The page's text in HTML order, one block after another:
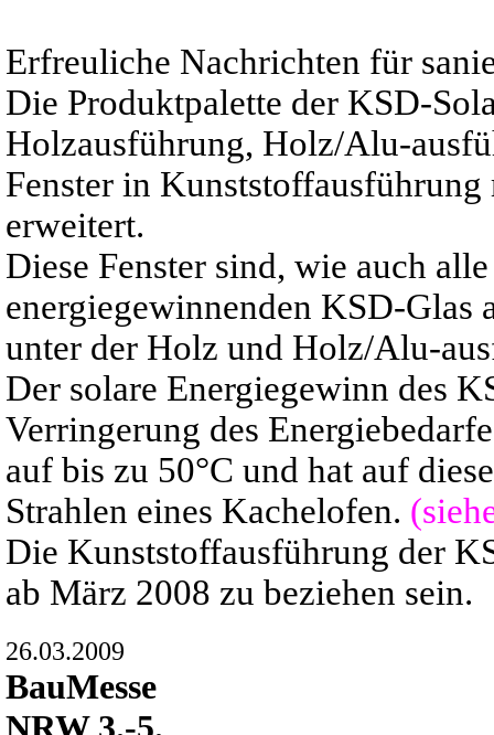
Erfreuliche Nachrichten für
Die Produktpalette der KSD-
Holzausführung, Holz/Alu-
Fenster in
erweitert.
Diese Fenster sind, wie auch
energiegewinnenden KSD-Glas
unter der Holz und Holz/Alu-
Der solare Energiegewinn des
Verringerung des
auf bis zu 50°C und hat auf
Strahlen eines Kachelofen.
Die Kunststoffausführung der
ab März 2008 zu beziehen sein.
26.03.2009
BauMesse